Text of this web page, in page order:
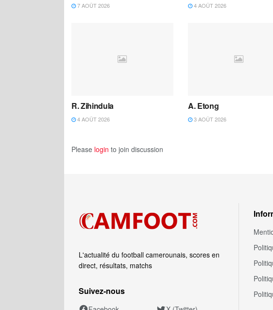
7 AOÛT 2026 4 AOÛT 2026
R. Zihindula
4 AOÛT 2026
A. Etong
3 AOÛT 2026
Please login to join discussion
L'actualité du football camerounais, scores en
direct, résultats, matchs
Suivez‑nous